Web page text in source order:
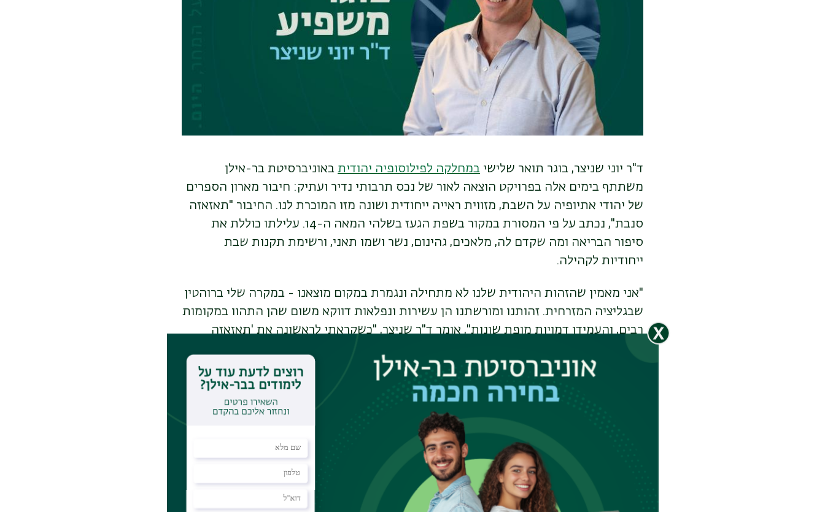
ד"ר יוני שניצר, בוגר תואר שלישי במחלקה לפילוסופיה יהודית באוניברסיטת בר-אילן
משתתף בימים אלה בפרויקט הוצאה לאור של נכס תרבותי נדיר ועתיק: חיבור מארון הספרים
של יהודי אתיופיה על השבת, מזווית ראייה ייחודית ושונה מזו המוכרת לנו. החיבור "תאזאזה
סנבת", נכתב על פי המסורת במקור בשפת הגעז בשלהי המאה ה-14. עלילתו כוללת את
סיפור הבריאה ומה שקדם לה, מלאכים, גהינום, נשר ושמו תאני, ורשימת תקנות שבת
ייחודיות לקהילה.
"אני מאמין שהזהות היהודית שלנו לא מתחילה ונגמרת במקום מוצאנו - במקרה שלי ברוהטין
שבגליציה המזרחית. זהותנו ומורשתנו הן עשירות ונפלאות דווקא משום שהן התהוו במקומות
רבים, והעמידו דמויות מופת שונות", אומר ד"ר שניצר, "כשקראתי לראשונה את 'תאזאזה
שהוא פתח בפני עולם שלם, עוד חלק מהפסיפס המגוון שהוא העם היהודי".
קריאה בחיבור, לדברי שניצר, הופכת לעוד חלק במסע אחר זהות יהודית וישראלית בעידן
הנוכחי: "בכוחו של החיבור להעשיר את התפיסה התרבותית שלנו את חווית השבת ובו בזמן
לפתוח צוהר חשוב למורשת הקהילה היהודית באתיופיה".
את ימיו בבר-אילן, זוכר שניצר בחום רב. "המחלקה למחשבת ישראל הייתה המקום המושלם
בשבילי", הוא נזכר, "המרצים היו באר מים חיים, בעלי ידע עצום. אבי היה מרצה במחלקה
לכלכלה בבר-אילן ואולי בגלל זה אני מרגיש שהאוניברסיטה הייתה כמו הבית השני שלי.